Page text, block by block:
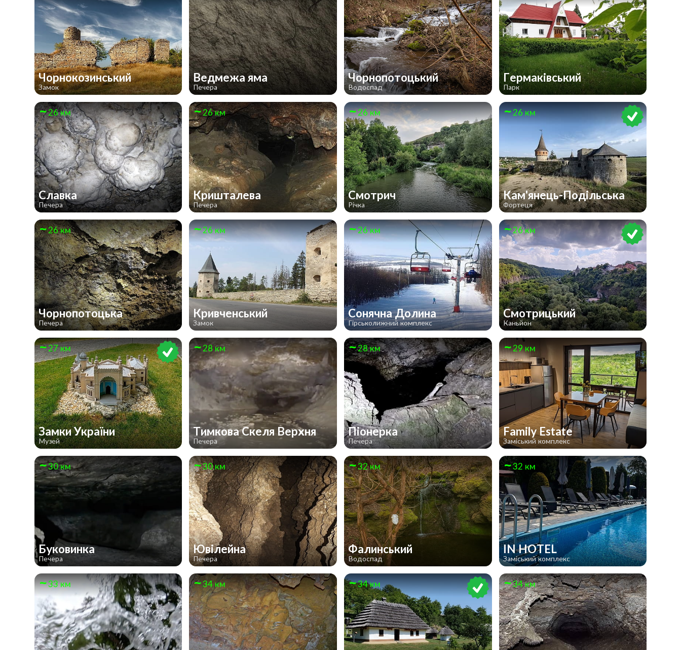
Чорнокозинський
Замок
Ведмежа яма
Печера
Чорнопотоцький
Водоспад
Гермаківський
Парк
26 км
Славка
Печера
26 км
Кришталева
Печера
26 км
Смотрич
Річка
26 км
Кам'янець-Подільська
Фортеця
26 км
Чорнопотоцька
Печера
26 км
Кривченський
Замок
26 км
Сонячна Долина
Гірськолижний комплекс
26 км
Смотрицький
Каньйон
27 км
Замки України
Музей
28 км
Тимкова Скеля Верхня
Печера
28 км
Піонерка
Печера
29 км
Family Estate
Заміський комплекс
30 км
Буковинка
Печера
30 км
Ювілейна
Печера
32 км
Фалинський
Водоспад
32 км
IN HOTEL
Заміський комплекс
33 км 34 км 34 км 34 км